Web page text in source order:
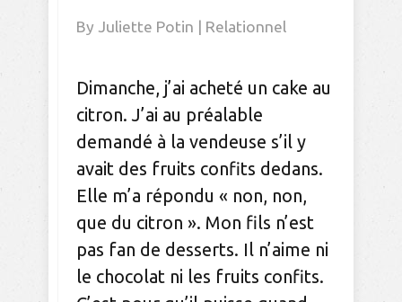
By Juliette Potin Relationnel
Dimanche, j’ai acheté un cake au
citron. J’ai au préalable
demandé à la vendeuse s’il y
avait des fruits confits dedans.
Elle m’a répondu « non, non,
que du citron ». Mon fils n’est
pas fan de desserts. Il n’aime ni
le chocolat ni les fruits confits.